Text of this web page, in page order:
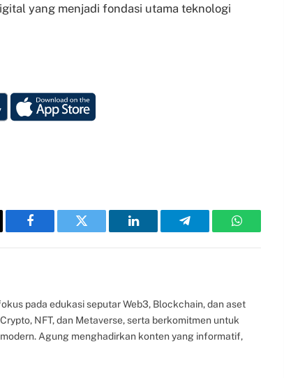
yang menjadi fondasi utama teknologi
Facebook Twitter LinkedIn Telegram WhatsApp
pada edukasi seputar Web3, Blockchain, dan aset
NFT, dan Metaverse, serta berkomitmen untuk
Agung menghadirkan konten yang informatif,